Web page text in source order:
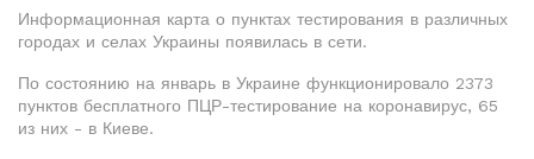
Информационная карта о пунктах тестирования в различных
городах и селах Украины появилась в сети.
По состоянию на январь в Украине функционировало 2373
пунктов бесплатного ПЦР-тестирование на коронавирус, 65
из них - в Киеве.